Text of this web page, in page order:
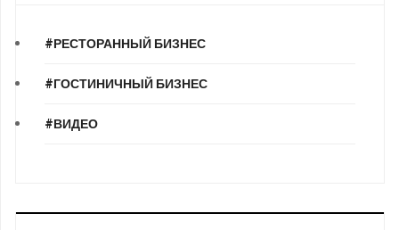
#РЕСТОРАННЫЙ БИЗНЕС
#ГОСТИНИЧНЫЙ БИЗНЕС
#ВИДЕО